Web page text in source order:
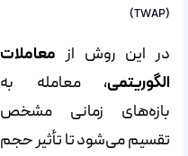
(TWAP)
در این روش از معاملات
الگوریتمی، معامله به
بازه‌های زمانی مشخص
تقسیم می‌شود تا تأثیر حجم